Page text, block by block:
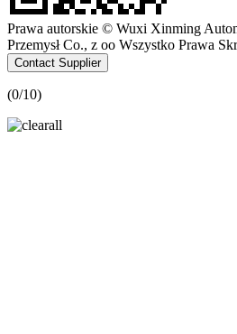
Prawa autorskie © Wuxi Xinming
Przemysł Co., z oo Wszystko Prawa
Contact Supplier
(0/10)